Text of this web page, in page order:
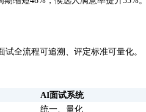
全流程可追溯、评定标准可量化。
AI面试系统
统一、量化